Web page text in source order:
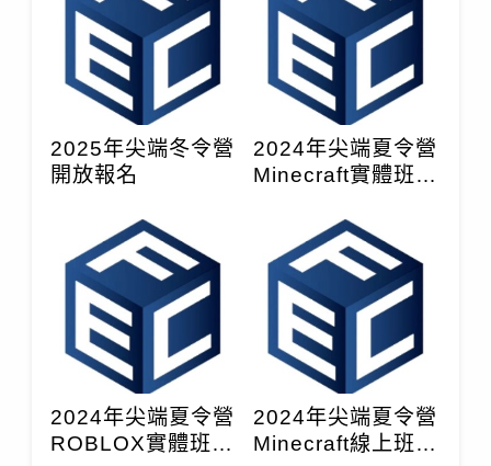
2025年尖端冬令營
開放報名
2024年尖端夏令營
Minecraft實體班課
2024年尖端夏令營
ROBLOX實體班課
2024年尖端夏令營
Minecraft線上班課